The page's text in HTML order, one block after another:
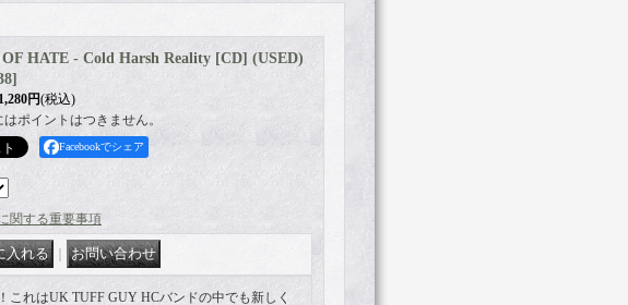
HATE - Cold Harsh Reality [CD] (USED)
]
1,280円(税込)
ポイントはつきません。
Facebookでシェア
関する重要事項
これはUK TUFF GUY HCバンドの中でも新しく